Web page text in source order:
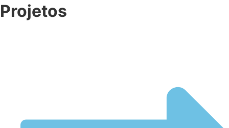
Projetos